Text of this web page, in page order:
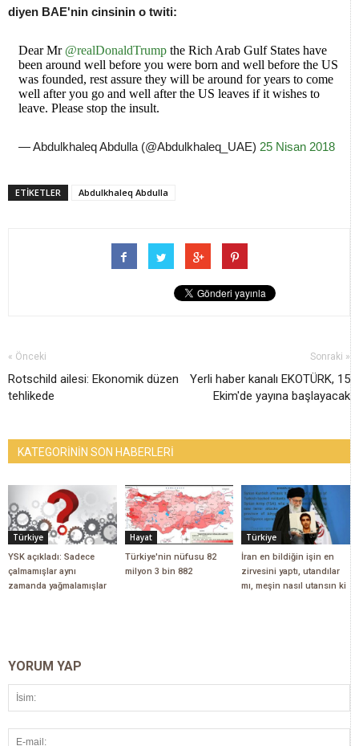
diyen BAE'nin cinsinin o twiti:
Dear Mr @realDonaldTrumpthe Rich Arab Gulf States have
been around well before you were born and well before the US
was founded, rest assure they will be around for years to come
well after you go and well after the US leaves if it wishes to
leave. Please stop the insult.
— Abdulkhaleq Abdulla (@Abdulkhaleq_UAE) 25 Nisan 2018
ETİKETLER Abdulkhaleq Abdulla
« Önceki
Rotschild ailesi: Ekonomik düzen
tehlikede
Sonraki »
Yerli haber kanalı EKOTÜRK, 15
Ekim'de yayına başlayacak
KATEGORİNİN SON HABERLERİ
Türkiye
YSK açıkladı: Sadece
çalmamışlar aynı
zamanda yağmalamışlar
Hayat
Türkiye'nin nüfusu 82
milyon 3 bin 882
Türkiye
İran en bildiğin işin en
zirvesini yaptı, utandılar
mı, meşin nasıl utansın ki
YORUM YAP